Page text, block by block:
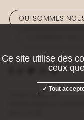
QUI SOMMES
© 2026 Hellolaroux
Ce site utilise des
ceux
Tout